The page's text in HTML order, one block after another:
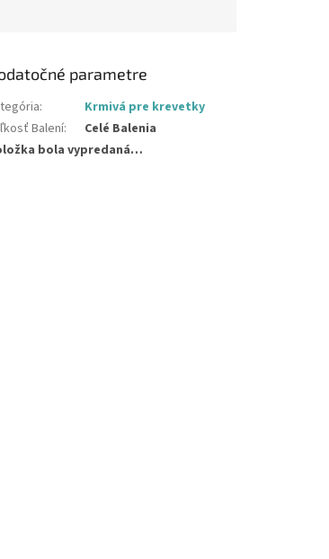
parametre
:
Krmivá pre krevetky
Balení:
Celé Balenia
bola vypredaná…